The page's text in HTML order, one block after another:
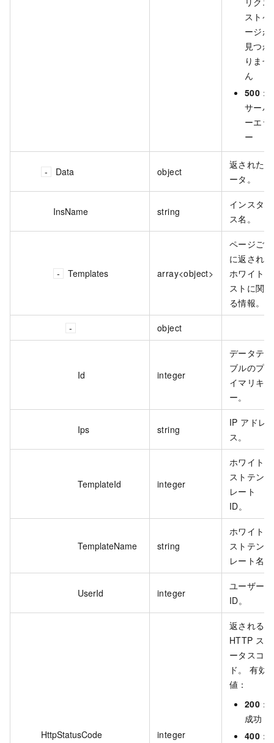
ストペ
ージが
見つか
りませ
ん
500 ：
サーバ
ーエラ
ー
Data object
返されたデ
ータ。
InsName string
インスタン
ス名。
Templates array<object>
ページごと
に返される
ホワイトリ
ストに関す
る情報。
object
Id integer
データテー
ブルのプラ
イマリキ
ー。
Ips string
IP アドレ
ス。
TemplateId integer
ホワイトリ
ストテンプ
レート
ID。
TemplateName string
ホワイトリ
ストテンプ
レート名。
UserId integer
ユーザー
ID。
HttpStatusCode integer
返される
HTTP ステ
ータスコー
ド。 有効
値：
200 ：
成功
400 ：